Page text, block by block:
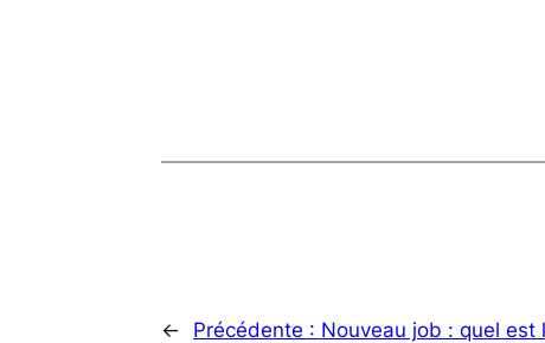
← Précédente : Nouveau job : quel